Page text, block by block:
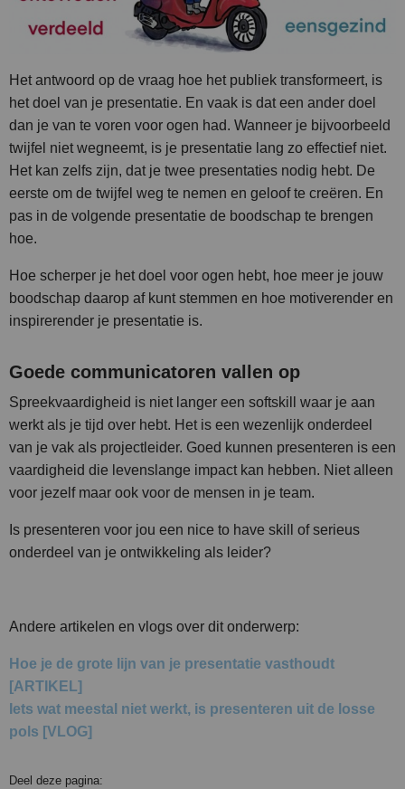
Het antwoord op de vraag hoe het publiek transformeert, is
het doel van je presentatie. En vaak is dat een ander doel
dan je van te voren voor ogen had. Wanneer je bijvoorbeeld
twijfel niet wegneemt, is je presentatie lang zo effectief niet.
Het kan zelfs zijn, dat je twee presentaties nodig hebt. De
eerste om de twijfel weg te nemen en geloof te creëren. En
pas in de volgende presentatie de boodschap te brengen
hoe.
Hoe scherper je het doel voor ogen hebt, hoe meer je jouw
boodschap daarop af kunt stemmen en hoe motiverender en
inspirerender je presentatie is.
Goede communicatoren vallen op
Spreekvaardigheid is niet langer een softskill waar je aan
werkt als je tijd over hebt. Het is een wezenlijk onderdeel
van je vak als projectleider. Goed kunnen presenteren is een
vaardigheid die levenslange impact kan hebben. Niet alleen
voor jezelf maar ook voor de mensen in je team.
Is presenteren voor jou een nice to have skill of serieus
onderdeel van je ontwikkeling als leider?
Andere artikelen en vlogs over dit onderwerp:
Hoe je de grote lijn van je presentatie vasthoudt
[ARTIKEL]
Iets wat meestal niet werkt, is presenteren uit de losse
pols [VLOG]
Deel deze pagina: